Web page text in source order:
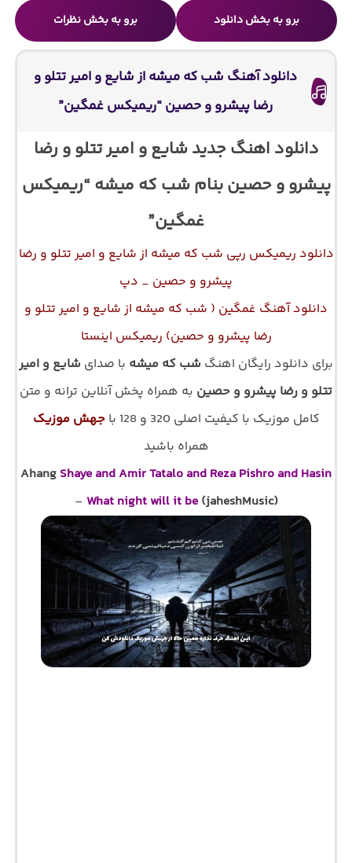
برو به بخش دانلود برو به بخش نظرات
دانلود آهنگ شب که میشه از شایع و امیر تتلو و
رضا پیشرو و حصین “ریمیکس غمگین”
دانلود اهنگ جدید شایع و امیر تتلو و رضا
پیشرو و حصین بنام شب که میشه “ریمیکس
غمگین”
دانلود ریمیکس رپی شب که میشه از شایع و امیر تتلو و رضا
پیشرو و حصین _ دپ
دانلود آهنگ غمگین ( شب که میشه از شایع و امیر تتلو و
رضا پیشرو و حصین) ریمیکس اینستا
برای دانلود رایگان اهنگ شب که میشه با صدای شایع و امیر
تتلو و رضا پیشرو و حصین به همراه پخش آنلاین ترانه و متن
کامل موزیک با کیفیت اصلی 320 و 128 با
جهش موزیک
همراه باشید
Ahang Shaye and Amir Tatalo and Reza Pishro and Hasin
– What night will it be(jaheshMusic)